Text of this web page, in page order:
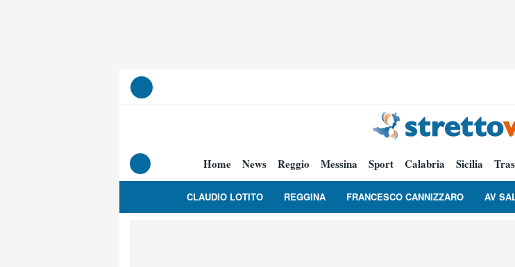
Home News Reggio Messina Sport Calabria Sicilia
CLAUDIO LOTITO REGGINA FRANCESCO CANNIZZARO AV